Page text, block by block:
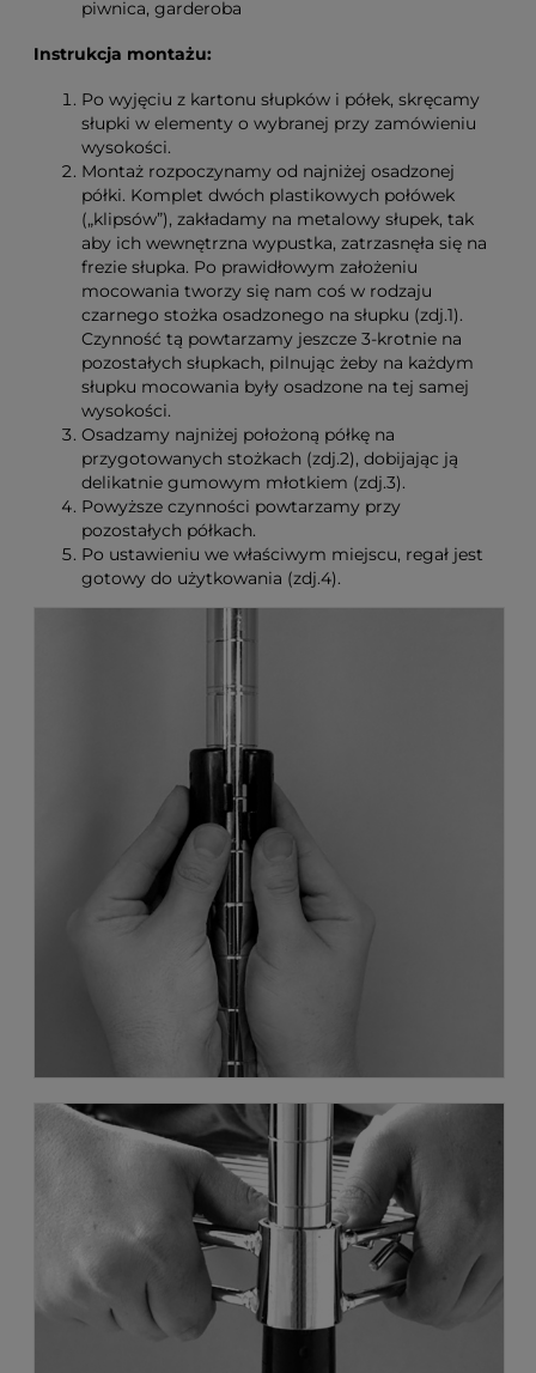
piwnica, garderoba
Instrukcja montażu:
Po wyjęciu z kartonu słupków i półek, skręcamy
słupki w elementy o wybranej przy zamówieniu
wysokości.
Montaż rozpoczynamy od najniżej osadzonej
półki. Komplet dwóch plastikowych połówek
(„klipsów”), zakładamy na metalowy słupek, tak
aby ich wewnętrzna wypustka, zatrzasnęła się na
frezie słupka. Po prawidłowym założeniu
mocowania tworzy się nam coś w rodzaju
czarnego stożka osadzonego na słupku (zdj.1).
Czynność tą powtarzamy jeszcze 3-krotnie na
pozostałych słupkach, pilnując żeby na każdym
słupku mocowania były osadzone na tej samej
wysokości.
Osadzamy najniżej położoną półkę na
przygotowanych stożkach (zdj.2), dobijając ją
delikatnie gumowym młotkiem (zdj.3).
Powyższe czynności powtarzamy przy
pozostałych półkach.
Po ustawieniu we właściwym miejscu, regał jest
gotowy do użytkowania (zdj.4).